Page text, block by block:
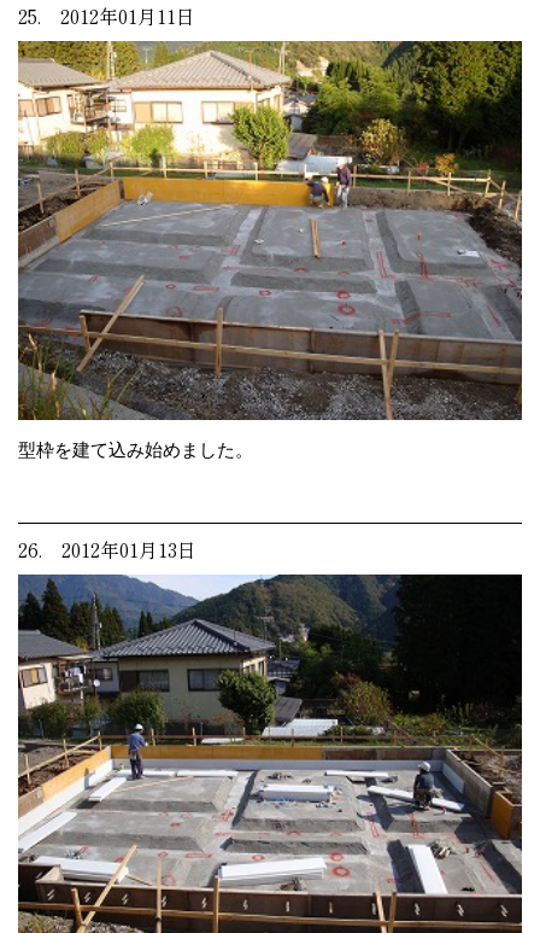
25. 2012年01月11日
型枠を建て込み始めました。
26. 2012年01月13日